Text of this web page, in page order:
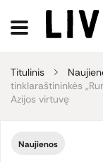
Titulinis
tinklaraštininkės
Azijos virtuvę
Naujienos